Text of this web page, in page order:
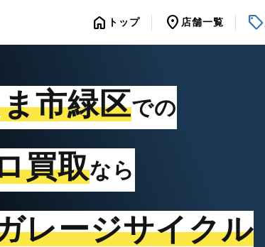
home トップ location_on 店舗一覧 sell
市緑区での
買取なら
レージサイクル